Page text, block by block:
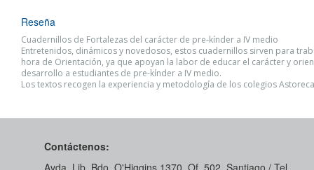
Reseña
Cuadernillos de Fortalezas del carácter de pre-kínder a IV medio
Entretenidos, dinámicos y novedosos, estos cuadernillos sirven para
hora de Orientación, ya que apoyan la labor de educar el carácter y
desarrollo a estudiantes de pre-kínder a IV medio.
Los textos recogen la experiencia y metodología de los colegios Astoreca
Contáctenos:
Avda. Lib. Bdo. O'Higgins 1370, Of. 502. Santiago / Tel.